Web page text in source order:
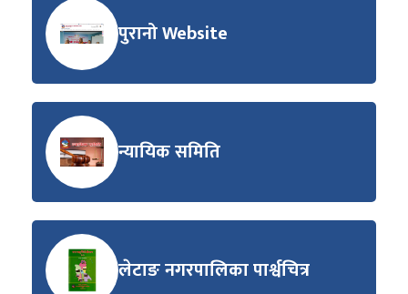
पुरानो Website
न्यायिक समिति
लेटाङ नगरपालिका पार्श्वचित्र